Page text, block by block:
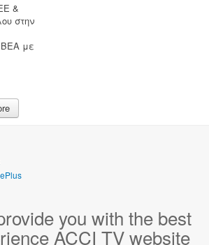
&
στην
με
you with the best
ACCI TV website